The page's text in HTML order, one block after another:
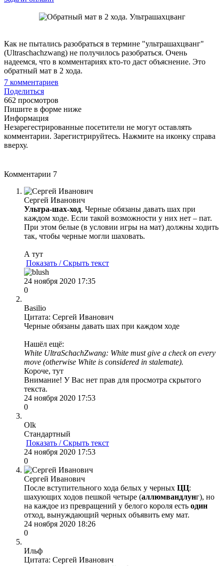
Как не пытались разобраться в термине "ультрашахцванг"
(Ultraschachzwang) не получилось разобраться. Очень
надеемся, что в комментариях кто-то даст объяснение. Это
обратный мат в 2 хода.
7 комментариев
Поделиться
662 просмотров
Пишите в форме ниже
Информация
Незарегестрированные посетители не могут оставлять
комментарии. Зарегистрируйтесь. Нажмите на иконку справа
вверху.
Комментарии 7
Сергей Иванович
Ультра-шах-ход. Черные обязаны давать шах при
каждом ходе. Если такой возможности у них нет – пат.
При этом белые (в условии игры на мат) должны ходить
так, чтобы черные могли шаховать.
А тут
Показать / Скрыть текст
24 ноября 2020 17:35
0
Basilio
Цитата: Сергей Иванович
Черные обязаны давать шах при каждом ходе
Нашёл ещё:
White UltraSchachZwang: White must give a check on every
move (otherwise White is considered in stalemate).
Короче, тут
Внимание! У Вас нет прав для просмотра скрытого
текста.
24 ноября 2020 17:53
0
Olk
Стандартный
Показать / Скрыть текст
24 ноября 2020 17:53
0
Сергей Иванович
После вступительного хода белых у черных ЦЦ:
шахующих ходов пешкой четыре (аллюмвандлунг), но
на каждое из превращений у белого короля есть один
отход, вынуждающий черных объявить ему мат.
24 ноября 2020 18:26
0
Ильф
Цитата: Сергей Иванович